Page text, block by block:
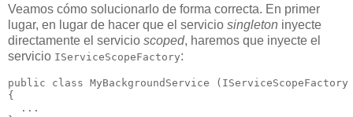
Veamos cómo solucionarlo de forma correcta. En primer
lugar, en lugar de hacer que el servicio singleton inyecte
directamente el servicio scoped, haremos que inyecte el
servicio IServiceScopeFactory:
public class MyBackgroundService
{
  ...